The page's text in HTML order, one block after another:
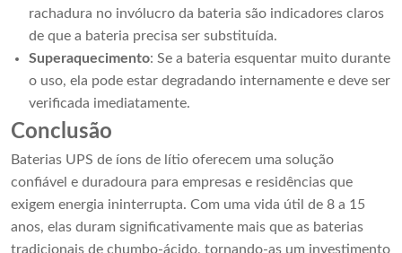
rachadura no invólucro da bateria são indicadores claros
de que a bateria precisa ser substituída.
Superaquecimento: Se a bateria esquentar muito durante
o uso, ela pode estar degradando internamente e deve ser
verificada imediatamente.
Conclusão
Baterias UPS de íons de lítio oferecem uma solução
confiável e duradoura para empresas e residências que
exigem energia ininterrupta. Com uma vida útil de 8 a 15
anos, elas duram significativamente mais que as baterias
tradicionais de chumbo-ácido, tornando-as um investimento